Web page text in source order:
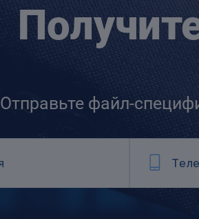
Отправьте файл-